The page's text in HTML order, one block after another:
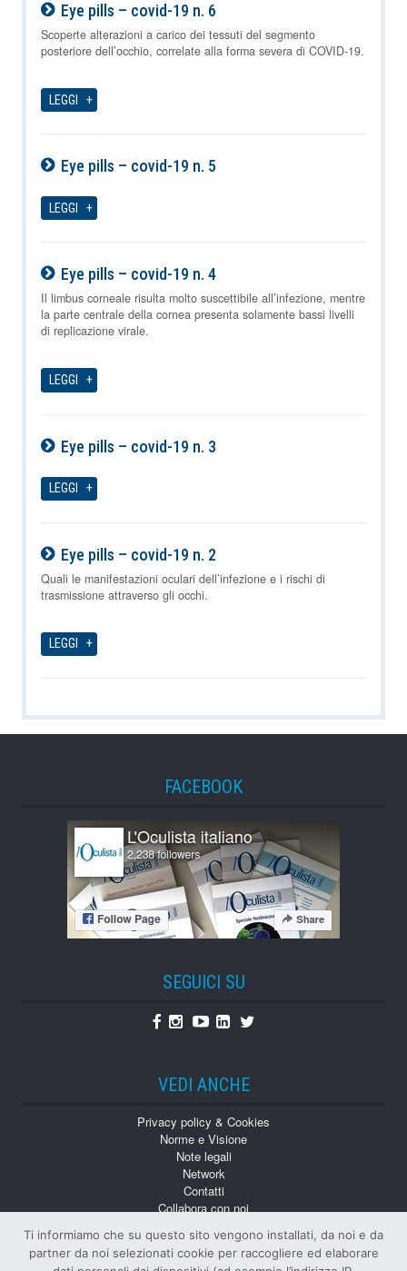
Eye pills – covid-19 n. 6
08-08-2026
Scoperte alterazioni a carico dei tessuti del segmento
posteriore dell’occhio, correlate alla forma severa di COVID-19.
LEGGI
Eye pills – covid-19 n. 5
LEGGI
Eye pills – covid-19 n. 4
08-08-2026
Il limbus corneale risulta molto suscettibile all’infezione, mentre
la parte centrale della cornea presenta solamente bassi livelli
di replicazione virale.
LEGGI
Eye pills – covid-19 n. 3
LEGGI
Eye pills – covid-19 n. 2
08-08-2026
Quali le manifestazioni oculari dell’infezione e i rischi di
trasmissione attraverso gli occhi.
LEGGI
FACEBOOK
SEGUICI SU
Facebook
Instagram
YoutubeLinkedin
Twitter
VEDI ANCHE
Privacy policy & Cookies
Norme e Visione
Note legali
Network
Contatti
Collabora con noi
Numeri Arretrati
Ti informiamo che su questo sito vengono installati, da noi e da
partner da noi selezionati cookie per raccogliere ed elaborare